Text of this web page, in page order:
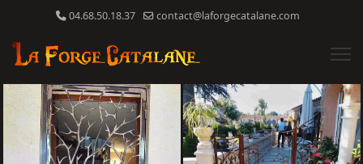
04.68.50.18.37 contact@laforgecatalane.com